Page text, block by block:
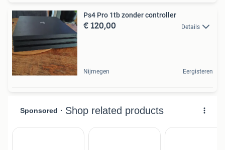
Ps4 Pro 1tb zonder controller
€ 120,00 Details
Nijmegen Eergisteren